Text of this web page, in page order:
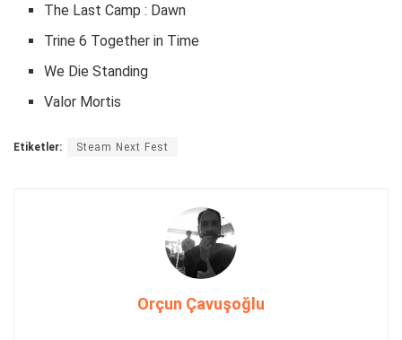
The Last Camp : Dawn
Trine 6 Together in Time
We Die Standing
Valor Mortis
Etiketler: Steam Next Fest
Orçun Çavuşoğlu